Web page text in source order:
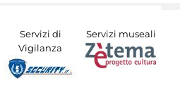
Servizi di
Vigilanza
Servizi museali